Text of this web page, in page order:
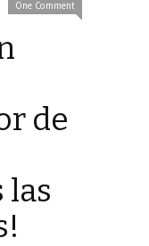
One Comment
de
las